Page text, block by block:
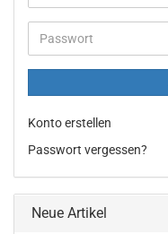
Mail-
Adresse
Passwort
Konto erstellen
Passwort vergessen?
Neue Artikel